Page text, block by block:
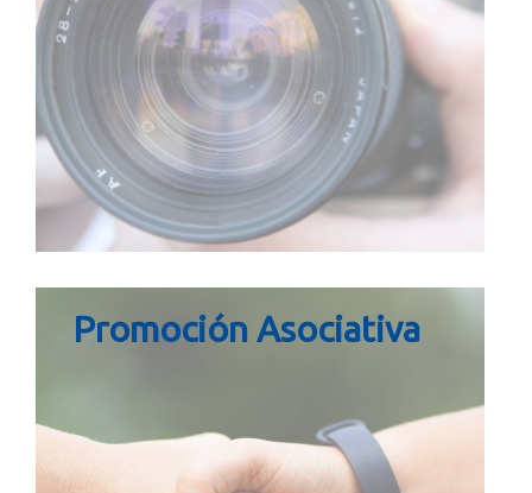
Promoción Asociativa